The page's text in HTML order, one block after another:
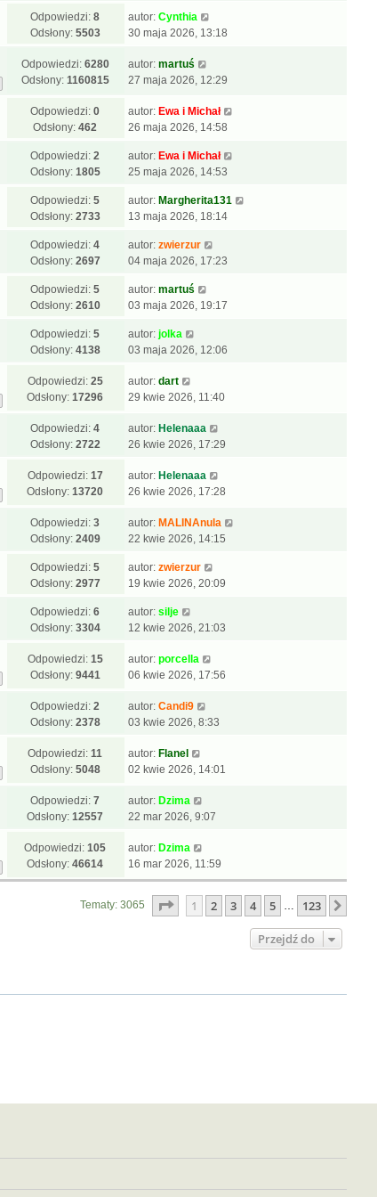
Odpowiedzi:8
Odsłony: 5503
autor: Cynthia
30 maja 2026, 13:18
Odpowiedzi: 6280
Odsłony: 1160815
autor: martuś
27 maja 2026, 12:29
Odpowiedzi:0
Odsłony:462
autor: Ewa i Michał
26 maja 2026, 14:58
Odpowiedzi:2
Odsłony: 1805
autor: Ewa i Michał
25 maja 2026, 14:53
Odpowiedzi:5
Odsłony: 2733
autor: Margherita131
13 maja 2026, 18:14
Odpowiedzi:4
Odsłony: 2697
autor: zwierzur
04 maja 2026, 17:23
Odpowiedzi:5
Odsłony: 2610
autor: martuś
03 maja 2026, 19:17
Odpowiedzi:5
Odsłony: 4138
autor: jolka
03 maja 2026, 12:06
Odpowiedzi: 25
Odsłony:17296
autor: dart
29 kwie 2026, 11:40
Odpowiedzi:4
Odsłony: 2722
autor: Helenaaa
26 kwie 2026, 17:29
Odpowiedzi: 17
Odsłony:13720
autor: Helenaaa
26 kwie 2026, 17:28
Odpowiedzi:3
Odsłony: 2409
autor: MALINAnula
22 kwie 2026, 14:15
Odpowiedzi:5
Odsłony: 2977
autor: zwierzur
19 kwie 2026, 20:09
Odpowiedzi:6
Odsłony: 3304
autor: silje
12 kwie 2026, 21:03
Odpowiedzi: 15
Odsłony: 9441
autor: porcella
06 kwie 2026, 17:56
Odpowiedzi:2
Odsłony: 2378
autor: Candi9
03 kwie 2026, 8:33
Odpowiedzi:11
Odsłony: 5048
autor: Flanel
02 kwie 2026, 14:01
Odpowiedzi:7
Odsłony:12557
autor: Dzima
22 mar 2026, 9:07
Odpowiedzi:105
Odsłony:46614
autor: Dzima
16 mar 2026, 11:59
Tematy: 3065 Strona1 z123
1 2 3 4 5 … 123
Przejdź do